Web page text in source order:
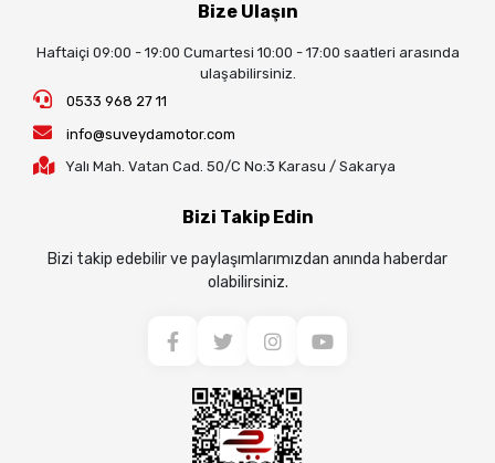
Bize Ulaşın
Haftaiçi 09:00 - 19:00 Cumartesi 10:00 - 17:00 saatleri arasında
ulaşabilirsiniz.
0533 968 27 11
info@suveydamotor.com
Yalı Mah. Vatan Cad. 50/C No:3 Karasu / Sakarya
Bizi Takip Edin
Bizi takip edebilir ve paylaşımlarımızdan anında haberdar
olabilirsiniz.